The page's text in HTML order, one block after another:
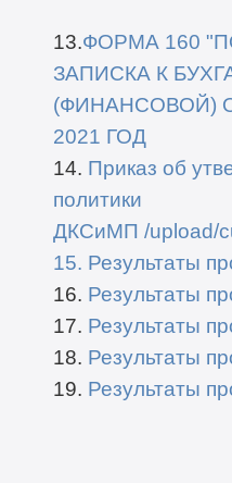
13.ФОРМА 160
ЗАПИСКА К
(ФИНАНСОВОЙ)
2021 ГОД
14. Приказ об
политики
ДКСиМП /upload/
15. Результаты
16. Результаты
17. Результаты
18. Результаты
19. Результаты